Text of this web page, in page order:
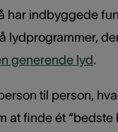
har indbyggede
lydprogrammer,
generende lyd.
til person,
at finde ét “bedste